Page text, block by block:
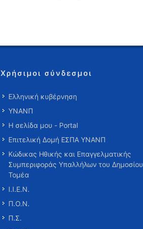
Χρήσιμοι σύνδεσμοι
Ελληνική κυβέρνηση
ΥΝΑΝΠ
Η σελίδα μου - Portal
Επιτελική Δομή ΕΣΠΑ ΥΝΑΝΠ
Κώδικας Ηθικής και Επαγγελματικής
Συμπεριφοράς Υπαλλήλων του Δημοσίου
Τομέα
Ι.Ι.Ε.Ν.
Π.Ο.Ν.
Π.Σ.